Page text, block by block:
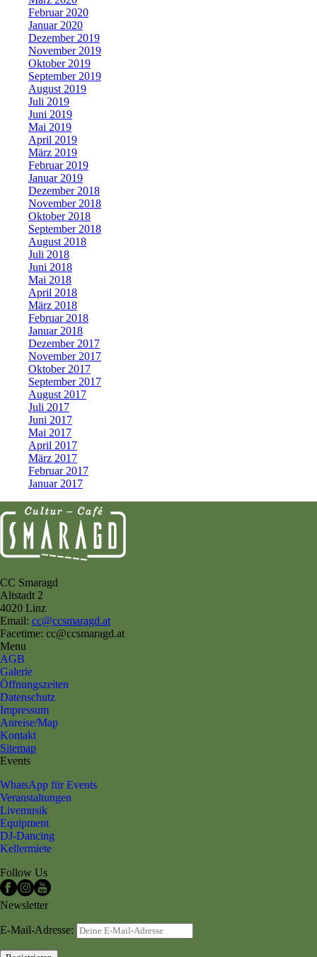
Februar 2020
Januar 2020
Dezember 2019
November 2019
Oktober 2019
September 2019
August 2019
Juli 2019
Juni 2019
Mai 2019
April 2019
März 2019
Februar 2019
Januar 2019
Dezember 2018
November 2018
Oktober 2018
September 2018
August 2018
Juli 2018
Juni 2018
Mai 2018
April 2018
März 2018
Februar 2018
Januar 2018
Dezember 2017
November 2017
Oktober 2017
September 2017
August 2017
Juli 2017
Juni 2017
Mai 2017
April 2017
März 2017
Februar 2017
Januar 2017
CC Smaragd
Altstadt 2
4020 Linz
Email: cc@ccsmaragd.at
Facetime: cc@ccsmaragd.at
Menu
AGB
Galerie
Öffnungszeiten
Datenschutz
Impressum
Anreise/Map
Kontakt
Sitemap
Events
WhatsApp für Events
Veranstaltungen
Livemusik
Equipment
DJ-Dancing
Kellermiete
Follow Us
Newsletter
E-Mail-Adresse: